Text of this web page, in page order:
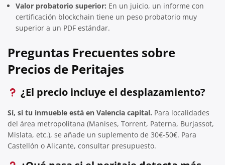
Valor probatorio superior: En un juicio, un informe con
certificación blockchain tiene un peso probatorio muy
superior a un PDF estándar.
Preguntas Frecuentes sobre
Precios de Peritajes
¿El precio incluye el desplazamiento?
Sí, si tu inmueble está en Valencia capital. Para localidades
del área metropolitana (Manises, Torrent, Paterna, Burjassot,
Mislata, etc.), se añade un suplemento de 30€-50€. Para
Castellón o Alicante, consultar presupuesto.